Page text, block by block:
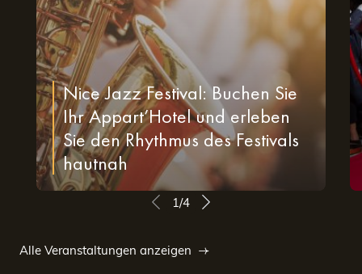
1/4
Nice Jazz Festival: Buchen Sie
Ihr Appart’Hotel und erleben
Sie den Rhythmus des Festivals
hautnah
Alle Veranstaltungen anzeigen